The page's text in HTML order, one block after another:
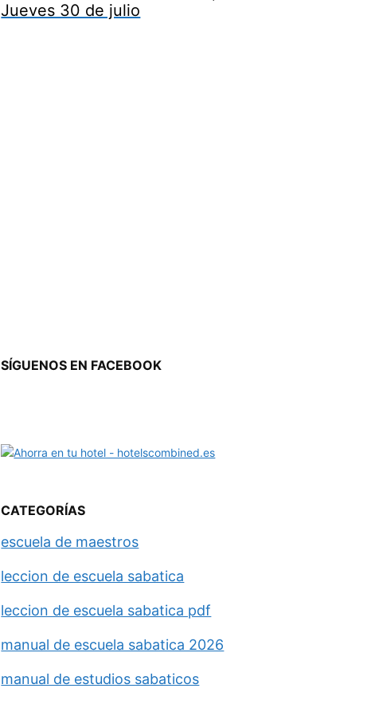
Jueves 30 de julio
SÍGUENOS EN FACEBOOK
CATEGORÍAS
escuela de maestros
leccion de escuela sabatica
leccion de escuela sabatica pdf
manual de escuela sabatica 2026
manual de estudios sabaticos